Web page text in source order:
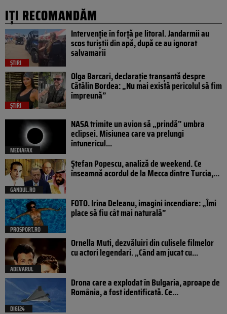
IȚI RECOMANDĂM
ȘTIRI
Intervenție în forță pe litoral. Jandarmii au
scos turiștii din apă, după ce au ignorat
salvamarii
ȘTIRI
Olga Barcari, declarație tranșantă despre
Cătălin Bordea: „Nu mai există pericolul să fim
împreună”
MEDIAFAX
NASA trimite un avion să „prindă” umbra
eclipsei. Misiunea care va prelungi
întunericul...
GANDUL.RO
Ștefan Popescu, analiză de weekend. Ce
înseamnă acordul de la Mecca dintre Turcia,...
PROSPORT.RO
FOTO. Irina Deleanu, imagini incendiare: „Îmi
place să fiu cât mai naturală”
ADEVARUL
Ornella Muti, dezvăluiri din culisele filmelor
cu actori legendari. „Când am jucat cu...
DIGI24
Drona care a explodat în Bulgaria, aproape de
România, a fost identificată. Ce...